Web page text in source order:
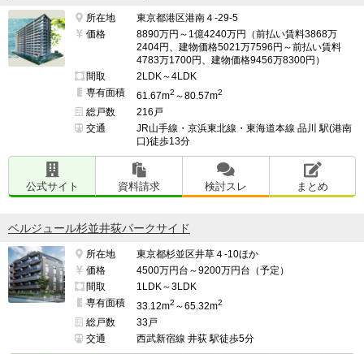
所在地
東京都港区港南４-29-5
価格
8890万円～1億4240万円（前払い賃料3868万
2404円、建物価格5021万7596円～前払い賃料
4783万1700円、建物価格9456万8300円）
間取
2LDK～4LDK
専有面積
61.67m2 ～80.57m2
総戸数
216戸
交通
JR山手線・京浜東北線・東海道本線 品川 駅(港南
口)徒歩13分
公式サイト 資料請求 検討スレ まとめ
ベルジュール杉並井荻パークサイド
所在地
東京都杉並区井草４-10ほか
価格
4500万円台～9200万円台（予定）
間取
1LDK～3LDK
専有面積
33.12m2 ～65.32m2
総戸数
33戸
交通
西武新宿線 井荻 駅徒歩5分